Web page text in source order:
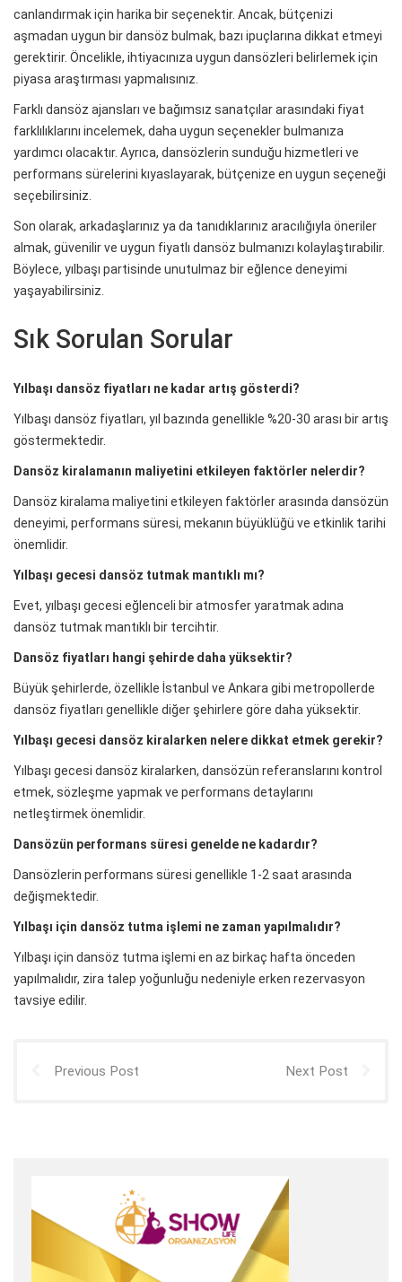
canlandırmak için harika bir seçenektir. Ancak, bütçenizi
aşmadan uygun bir dansöz bulmak, bazı ipuçlarına dikkat etmeyi
gerektirir. Öncelikle, ihtiyacınıza uygun dansözleri belirlemek için
piyasa araştırması yapmalısınız.
Farklı dansöz ajansları ve bağımsız sanatçılar arasındaki fiyat
farklılıklarını incelemek, daha uygun seçenekler bulmanıza
yardımcı olacaktır. Ayrıca, dansözlerin sunduğu hizmetleri ve
performans sürelerini kıyaslayarak, bütçenize en uygun seçeneği
seçebilirsiniz.
Son olarak, arkadaşlarınız ya da tanıdıklarınız aracılığıyla öneriler
almak, güvenilir ve uygun fiyatlı dansöz bulmanızı kolaylaştırabilir.
Böylece, yılbaşı partisinde unutulmaz bir eğlence deneyimi
yaşayabilirsiniz.
Sık Sorulan Sorular
Yılbaşı dansöz fiyatları ne kadar artış gösterdi?
Yılbaşı dansöz fiyatları, yıl bazında genellikle %20-30 arası bir artış
göstermektedir.
Dansöz kiralamanın maliyetini etkileyen faktörler nelerdir?
Dansöz kiralama maliyetini etkileyen faktörler arasında dansözün
deneyimi, performans süresi, mekanın büyüklüğü ve etkinlik tarihi
önemlidir.
Yılbaşı gecesi dansöz tutmak mantıklı mı?
Evet, yılbaşı gecesi eğlenceli bir atmosfer yaratmak adına
dansöz tutmak mantıklı bir tercihtir.
Dansöz fiyatları hangi şehirde daha yüksektir?
Büyük şehirlerde, özellikle İstanbul ve Ankara gibi metropollerde
dansöz fiyatları genellikle diğer şehirlere göre daha yüksektir.
Yılbaşı gecesi dansöz kiralarken nelere dikkat etmek gerekir?
Yılbaşı gecesi dansöz kiralarken, dansözün referanslarını kontrol
etmek, sözleşme yapmak ve performans detaylarını
netleştirmek önemlidir.
Dansözün performans süresi genelde ne kadardır?
Dansözlerin performans süresi genellikle 1-2 saat arasında
değişmektedir.
Yılbaşı için dansöz tutma işlemi ne zaman yapılmalıdır?
Yılbaşı için dansöz tutma işlemi en az birkaç hafta önceden
yapılmalıdır, zira talep yoğunluğu nedeniyle erken rezervasyon
tavsiye edilir.
Previous Post Next Post